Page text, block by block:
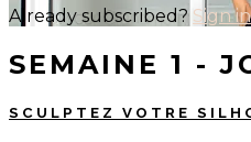
Already subscribed? Sign in
SEMAINE 1 -
SCULPTEZ VOTRE